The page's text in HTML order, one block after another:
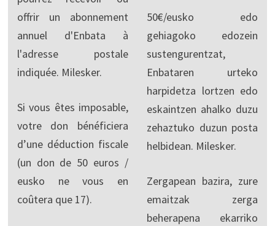
offrir un abonnement
annuel d'Enbata à
l'adresse postale
indiquée. Milesker.
Si vous êtes imposable,
votre don bénéficiera
d’une déduction fiscale
(un don de 50 euros /
eusko ne vous en
coûtera que 17).
50€/eusko edo
gehiagoko edozein
sustengurentzat,
Enbataren urteko
harpidetza lortzen edo
eskaintzen ahalko duzu
zehaztuko duzun posta
helbidean. Milesker.
Zergapean bazira, zure
emaitzak zerga
beherapena ekarriko